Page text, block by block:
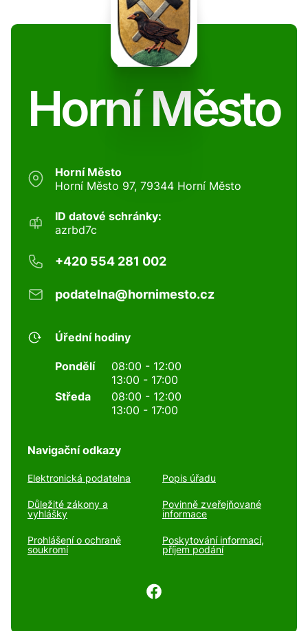
Horní Město
Horní Město
Horní Město 97, 79344 Horní Město
ID datové schránky:
azrbd7c
+420 554 281 002
podatelna@hornimesto.cz
Úřední hodiny
Pondělí
08:00 - 12:00
13:00 - 17:00
Středa
08:00 - 12:00
13:00 - 17:00
Navigační odkazy
Elektronická podatelna Popis úřadu
Důležité zákony a
vyhlášky
Povinně zveřejňované
informace
Prohlášení o ochraně
soukromí
Poskytování informací,
příjem podání